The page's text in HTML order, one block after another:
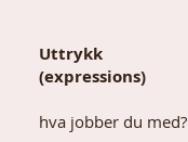
Uttrykk
(expressions)
hva jobber du med?